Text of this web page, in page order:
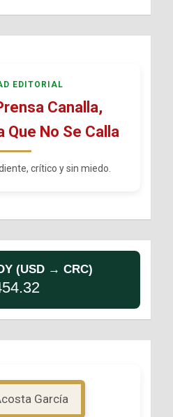
EDITORIAL
Canalla,
Que No Se Calla
crítico y sin miedo.
(USD → CRC)